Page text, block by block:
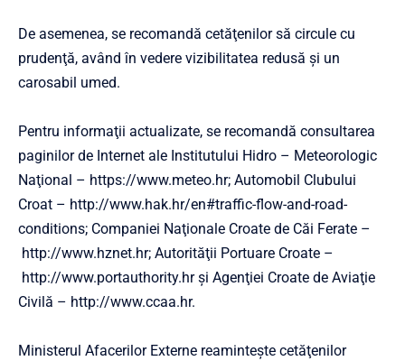
De asemenea, se recomandă cetăţenilor să circule cu
prudenţă, având în vedere vizibilitatea redusă şi un
carosabil umed.
Pentru informaţii actualizate, se recomandă consultarea
paginilor de Internet ale Institutului Hidro – Meteorologic
Naţional – https://www.meteo.hr; Automobil Clubului
Croat – http://www.hak.hr/en#traffic-flow-and-road-
conditions; Companiei Naţionale Croate de Căi Ferate –
http://www.hznet.hr; Autorităţii Portuare Croate –
http://www.portauthority.hrşi Agenţiei Croate de Aviaţie
Civilă – http://www.ccaa.hr.
Ministerul Afacerilor Externe reaminteşte cetăţenilor